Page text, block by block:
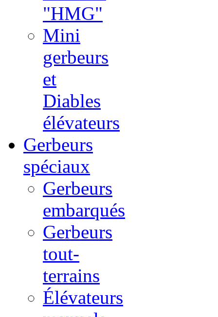
"HMG"
Mini
gerbeurs
et
Diables
élévateurs
Gerbeurs
spéciaux
Gerbeurs
embarqués
Gerbeurs
tout-
terrains
Élévateurs